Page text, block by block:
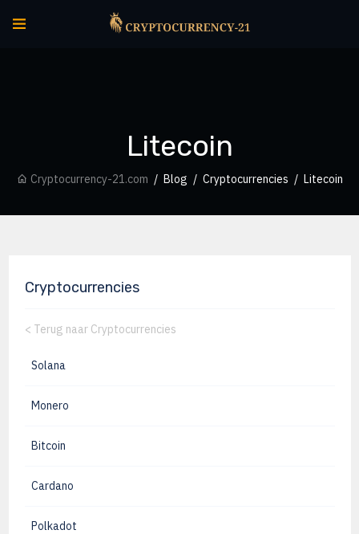
Litecoin
Cryptocurrency-21.com Blog Cryptocurrencies Litecoin
Cryptocurrencies
< Terug naar Cryptocurrencies
Solana
Monero
Bitcoin
Cardano
Polkadot